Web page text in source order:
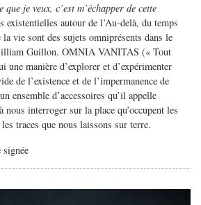
que je veux, c’est m’échapper de cette
existentielles autour de l’Au-delà, du temps
la vie sont des sujets omniprésents dans le
Guillon. OMNIA VANITAS (« Tout
une manière d’explorer et d’expérimenter
de l’existence et de l’impermanence de
ensemble d’accessoires qu’il appelle
interroger sur la place qu’occupent les
traces que nous laissons sur terre.
signée